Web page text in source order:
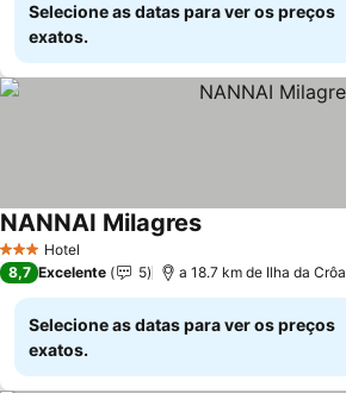
Selecione as datas para ver os preços
exatos.
3 EstrelasHotel
NANNAI MilagresVer preços
8,7 Excelente 5 a 18.7 km de Ilha da Crôa
Selecione as datas para ver os preços
exatos.